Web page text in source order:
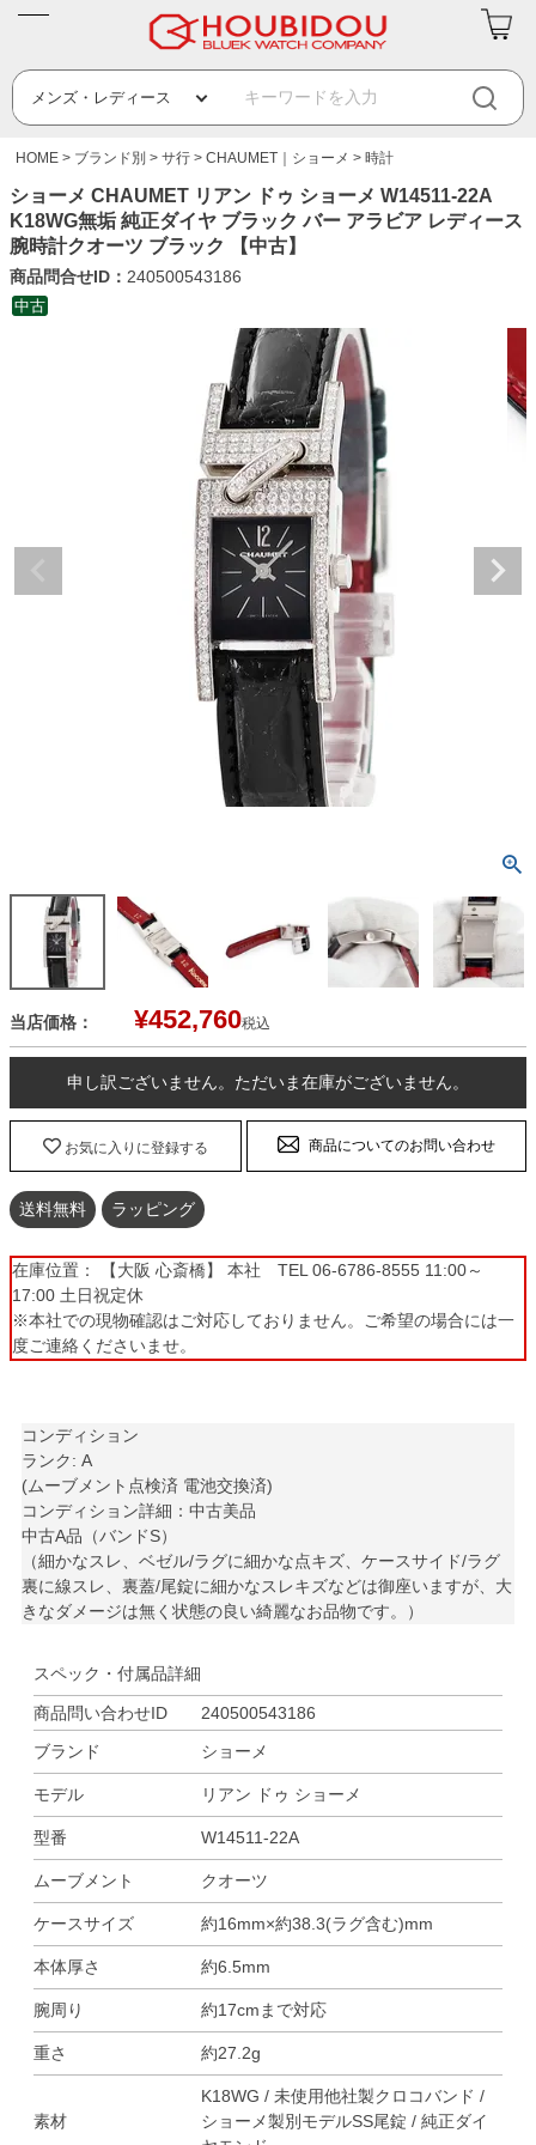
HOME ブランド別 サ行 CHAUMET｜ショーメ 時計
ショーメ CHAUMET リアン ドゥ ショーメ W14511-22A
K18WG無垢 純正ダイヤ ブラック バー アラビア レディース
腕時計クオーツ ブラック 【中古】
商品問合せID： 240500543186
中古
当店価格： ¥452,760税込
申し訳ございません。ただいま在庫がございません。
お気に入りに登録する 商品についてのお問い合わせ
送料無料 ラッピング
在庫位置： 【大阪 心斎橋】 本社 TEL 06-6786-8555 11:00～
17:00 土日祝定休
※本社での現物確認はご対応しておりません。ご希望の場合には一
度ご連絡くださいませ。
コンディション
ランク: A
(ムーブメント点検済 電池交換済)
コンディション詳細：中古美品
中古A品（バンドS）
（細かなスレ、ベゼル/ラグに細かな点キズ、ケースサイド/ラグ
裏に線スレ、裏蓋/尾錠に細かなスレキズなどは御座いますが、大
きなダメージは無く状態の良い綺麗なお品物です。）
スペック・付属品詳細
商品問い合わせID
240500543186
ブランド
ショーメ
モデル リアン ドゥ ショーメ
型番 W14511-22A
ムーブメント クオーツ
ケースサイズ 約16mm×約38.3(ラグ含む)mm
本体厚さ 約6.5mm
腕周り 約17cmまで対応
重さ 約27.2g
素材
K18WG / 未使用他社製クロコバンド /
ショーメ製別モデルSS尾錠 / 純正ダイ